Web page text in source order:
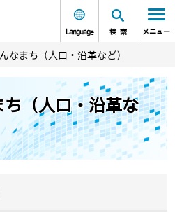
Language 検索 メニュー
なまち（人口・沿革など）
（人口・沿革な